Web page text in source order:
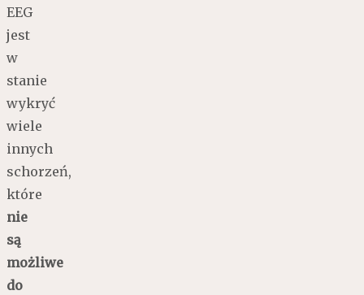
EEG
jest
w
stanie
wykryć
wiele
innych
schorzeń,
które
nie
są
możliwe
do